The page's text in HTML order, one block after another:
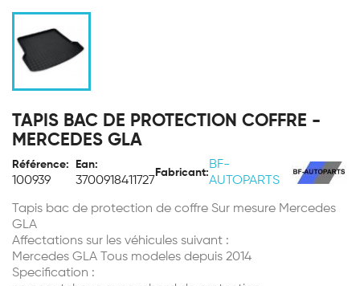
TAPIS BAC DE PROTECTION COFFRE -
MERCEDES GLA
Référence:
100939
Ean:
3700918411727
Fabricant:
BF-
AUTOPARTS
Tapis bac de protection de coffre Sur mesure Mercedes
GLA
Affectations sur les véhicules suivant :
Mercedes GLA Tous modeles depuis 2014
Specification :